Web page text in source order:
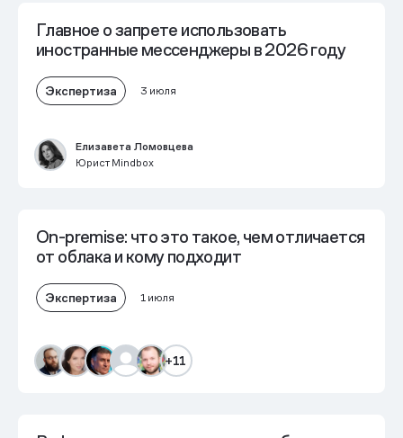
Главное о запрете использовать
иностранные мессенджеры в 2026 году
Экспертиза 3 июля
Елизавета Ломовцева
Юрист Mindbox
On-premise: что это такое, чем отличается
от облака и кому подходит
Экспертиза 1 июля
+11